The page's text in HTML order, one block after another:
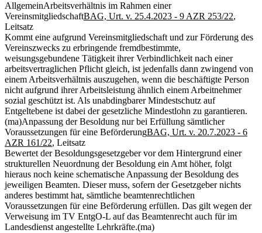
AllgemeinArbeitsverhältnis im Rahmen einer
VereinsmitgliedschaftBAG, Urt. v. 25.4.2023 - 9 AZR 253/22,
Leitsatz
Kommt eine aufgrund Vereinsmitgliedschaft und zur Förderung des
Vereinszwecks zu erbringende fremdbestimmte,
weisungsgebundene Tätigkeit ihrer Verbindlichkeit nach einer
arbeitsvertraglichen Pflicht gleich, ist jedenfalls dann zwingend von
einem Arbeitsverhältnis auszugehen, wenn die beschäftigte Person
nicht aufgrund ihrer Arbeitsleistung ähnlich einem Arbeitnehmer
sozial geschützt ist. Als unabdingbarer Mindestschutz auf
Entgeltebene ist dabei der gesetzliche Mindestlohn zu garantieren.
(ma)Anpassung der Besoldung nur bei Erfüllung sämtlicher
Voraussetzungen für eine BeförderungBAG, Urt. v. 20.7.2023 - 6
AZR 161/22, Leitsatz
Bewertet der Besoldungsgesetzgeber vor dem Hintergrund einer
strukturellen Neuordnung der Besoldung ein Amt höher, folgt
hieraus noch keine schematische Anpassung der Besoldung des
jeweiligen Beamten. Dieser muss, sofern der Gesetzgeber nichts
anderes bestimmt hat, sämtliche beamtenrechtlichen
Voraussetzungen für eine Beförderung erfüllen. Das gilt wegen der
Verweisung im TV EntgO-L auf das Beamtenrecht auch für im
Landesdienst angestellte Lehrkräfte.(ma)